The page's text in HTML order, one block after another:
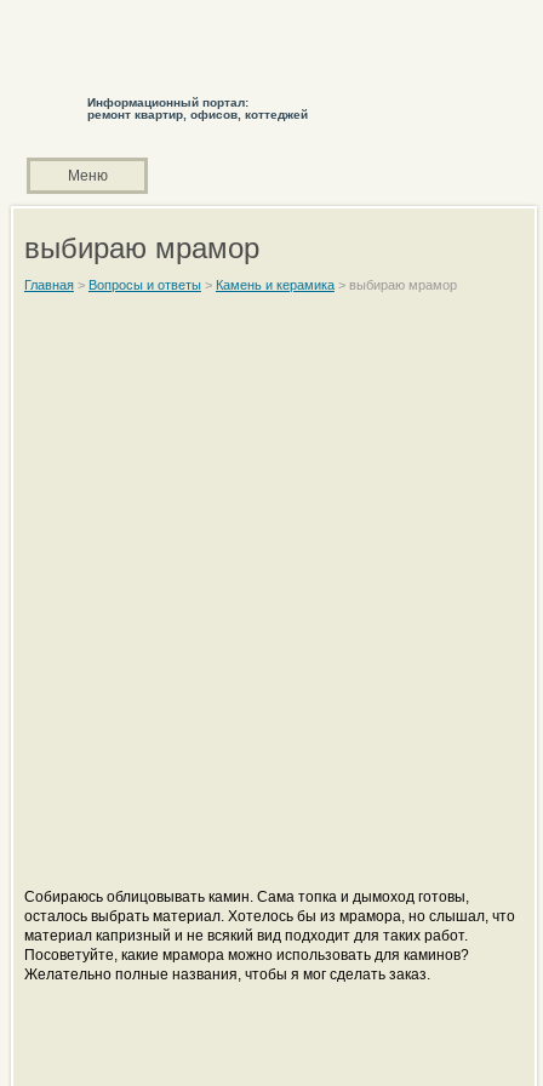
Информационный портал:
ремонт квартир, офисов, коттеджей
Меню
выбираю мрамор
Главная> Вопросы и ответы> Камень и керамика> выбираю мрамор
Собираюсь облицовывать камин. Сама топка и дымоход готовы,
осталось выбрать материал. Хотелось бы из мрамора, но слышал, что
материал капризный и не всякий вид подходит для таких работ.
Посоветуйте, какие мрамора можно использовать для каминов?
Желательно полные названия, чтобы я мог сделать заказ.